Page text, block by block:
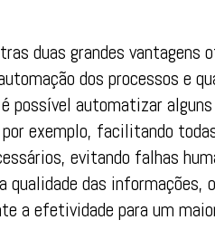
duas grandes
dos processos e
automatizar
exemplo, facilitando
evitando falhas
qualidade das informações,
a efetividade para um